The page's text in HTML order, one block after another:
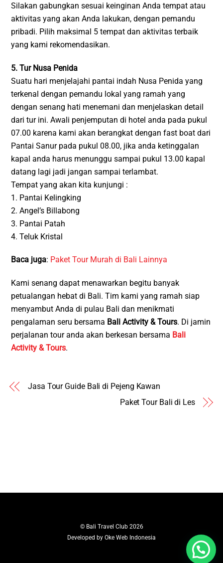
Silakan gabungkan sesuai keinginan Anda tempat atau
aktivitas yang akan Anda lakukan, dengan pemandu
pribadi. Pilih maksimal 5 tempat dan aktivitas terbaik
yang kami rekomendasikan.
5. Tur Nusa Penida
Suatu hari menjelajahi pantai indah Nusa Penida yang
terkenal dengan pemandu lokal yang ramah yang
dengan senang hati menemani dan menjelaskan detail
dari tur ini. Awali penjemputan di hotel anda pada pukul
07.00 karena kami akan berangkat dengan fast boat dari
Pantai Sanur pada pukul 08.00, jika anda ketinggalan
kapal anda harus menunggu sampai pukul 13.00 kapal
datang lagi jadi jangan sampai terlambat.
Tempat yang akan kita kunjungi :
1. Pantai Kelingking
2. Angel’s Billabong
3. Pantai Patah
4. Teluk Kristal
Baca juga: Paket Tour Murah di Bali Lainnya
Kami senang dapat menawarkan begitu banyak
petualangan hebat di Bali. Tim kami yang ramah siap
menyambut Anda di pulau Bali dan menikmati
pengalaman seru bersama Bali Activity & Tours. Di jamin
perjalanan tour anda akan berkesan bersama Bali
Activity & Tours.
Jasa Tour Guide Bali di Pejeng Kawan
Paket Tour Bali di Les
© Bali Travel Club2026
Developed by Oke Web Indonesia